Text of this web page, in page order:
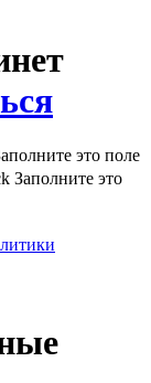
это поле
Заполните это